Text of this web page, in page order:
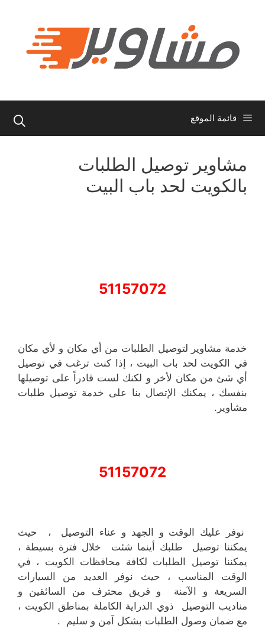
قائمة الموقع
مشاوير توصيل الطلبات
بالكويت لحد باب البيت
51157072
خدمة مشاوير لتوصيل الطلبات من أي مكان و لأي مكان
في الكويت لحد باب البيت ، إذا كنت ترغب في توصيل
أي شئ من مكان لأخر و لكنك لست قادراً على توصيلها
بنفسك ، يمكنك الإتصال بنا على خدمة توصيل طلبات
مشاوير.
51157072
نوفر عليك الوقت و الجهد و عناء التوصيل ، حيث
يمكننا توصيل طلبك أينما شئت خلال فترة بسيطة ،
يمكننا توصيل الطلبات لكافة محافظات الكويت ، في
الوقت المناسب ، حيث نوفر العديد من السيارات
السريعة و الآمنة و فريق محترف من السائقين و
مناديب التوصيل ذوي الدراية الكاملة بمناطق الكويت ،
مع ضمان وصول الطلبات بشكل آمن و سليم .